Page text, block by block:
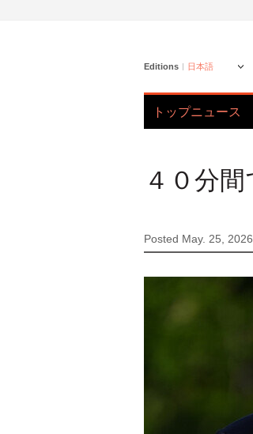
Editions 日本語
トップニュース
４０分
Posted May. 25,